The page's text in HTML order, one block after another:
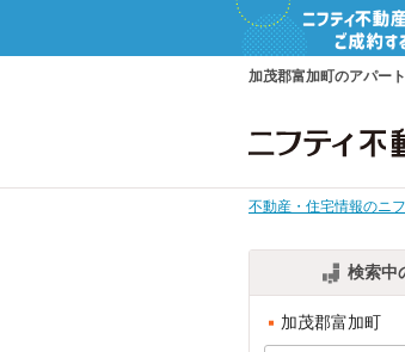
加茂郡富加町のアパー
不動産・住宅情報のニ
検索中
加茂郡富加町